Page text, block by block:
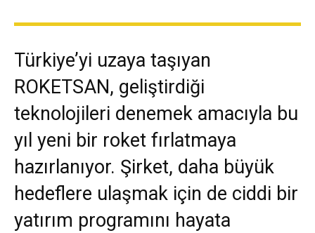
Türkiye’yi uzaya taşıyan
ROKETSAN, geliştirdiği
teknolojileri denemek amacıyla bu
yıl yeni bir roket fırlatmaya
hazırlanıyor. Şirket, daha büyük
hedeflere ulaşmak için de ciddi bir
yatırım programını hayata